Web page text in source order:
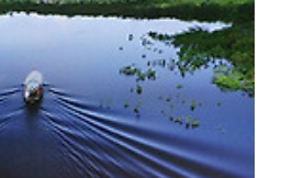
은 알고 있었지만 직접 써보니 더 확
픽작업을 할 때 이 모..